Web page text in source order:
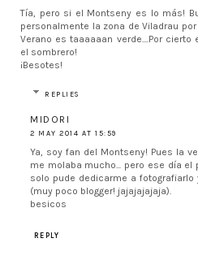
Tía, pero si el Montseny es lo más!
personalmente la zona de Viladrau
Verano es taaaaaan verde....Por
el sombrero!
¡Besotes!
REPLIES
MIDORI
2 MAY 2014 AT 15:59
Ya, soy fan del Montseny! Pues la
me molaba mucho... pero ese día
solo pude dedicarme a
(muy poco blogger! jajajajajaja).
besicos
REPLY